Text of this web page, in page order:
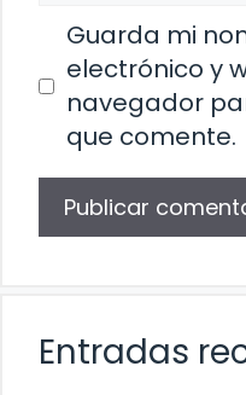
Guarda mi
electrónico y
navegador
que comente.
Entradas